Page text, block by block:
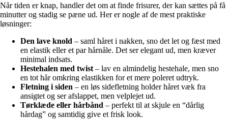
Når tiden er knap, handler det om at finde frisurer, der kan sættes på få
minutter og stadig se pæne ud. Her er nogle af de mest praktiske
løsninger:
Den lave knold – saml håret i nakken, sno det let og fæst med
en elastik eller et par hårnåle. Det ser elegant ud, men kræver
minimal indsats.
Hestehalen med twist – lav en almindelig hestehale, men sno
en tot hår omkring elastikken for et mere poleret udtryk.
Fletning i siden – en løs sidefletning holder håret væk fra
ansigtet og ser afslappet, men velplejet ud.
Tørklæde eller hårbånd – perfekt til at skjule en “dårlig
hårdag” og samtidig give et frisk look.